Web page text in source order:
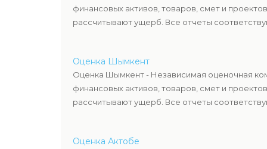
финансовых активов, товаров, смет и
рассчитывают ущерб. Все отчеты
Оценка Шымкент
Оценка Шымкент - Независимая оценочная
финансовых активов, товаров, смет и
рассчитывают ущерб. Все отчеты
Оценка Актобе